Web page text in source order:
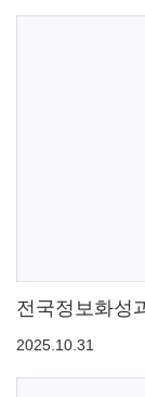
전국정보화성
2025.10.31